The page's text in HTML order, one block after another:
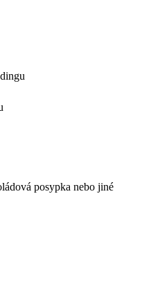
posypka nebo jiné